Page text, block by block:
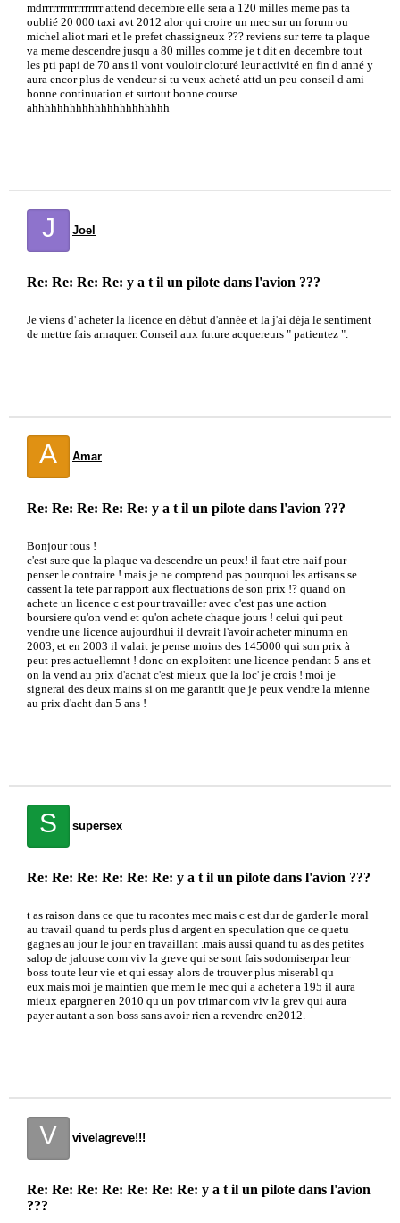
mdrrrrrrrrrrrrrrrrr attend decembre elle sera a 120 milles meme pas ta
oublié 20 000 taxi avt 2012 alor qui croire un mec sur un forum ou
michel aliot mari et le prefet chassigneux ??? reviens sur terre ta plaque
va meme descendre jusqu a 80 milles comme je t dit en decembre tout
les pti papi de 70 ans il vont vouloir cloturé leur activité en fin d anné y
aura encor plus de vendeur si tu veux acheté attd un peu conseil d ami
bonne continuation et surtout bonne course
ahhhhhhhhhhhhhhhhhhhhhh
J Joel
Re: Re: Re: Re: y a t il un pilote dans l'avion ???
Je viens d' acheter la licence en début d'année et la j'ai déja le sentiment
de mettre fais arnaquer. Conseil aux future acquereurs " patientez ".
A Amar
Re: Re: Re: Re: Re: y a t il un pilote dans l'avion ???
Bonjour tous !
c'est sure que la plaque va descendre un peux! il faut etre naif pour
penser le contraire ! mais je ne comprend pas pourquoi les artisans se
cassent la tete par rapport aux flectuations de son prix !? quand on
achete un licence c est pour travailler avec c'est pas une action
boursiere qu'on vend et qu'on achete chaque jours ! celui qui peut
vendre une licence aujourdhui il devrait l'avoir acheter minumn en
2003, et en 2003 il valait je pense moins des 145000 qui son prix à
peut pres actuellemnt ! donc on exploitent une licence pendant 5 ans et
on la vend au prix d'achat c'est mieux que la loc' je crois ! moi je
signerai des deux mains si on me garantit que je peux vendre la mienne
au prix d'acht dan 5 ans !
S supersex
Re: Re: Re: Re: Re: Re: y a t il un pilote dans l'avion ???
t as raison dans ce que tu racontes mec mais c est dur de garder le moral
au travail quand tu perds plus d argent en speculation que ce quetu
gagnes au jour le jour en travaillant .mais aussi quand tu as des petites
salop de jalouse com viv la greve qui se sont fais sodomiserpar leur
boss toute leur vie et qui essay alors de trouver plus miserabl qu
eux.mais moi je maintien que mem le mec qui a acheter a 195 il aura
mieux epargner en 2010 qu un pov trimar com viv la grev qui aura
payer autant a son boss sans avoir rien a revendre en2012.
V vivelagreve!!!
Re: Re: Re: Re: Re: Re: Re: y a t il un pilote dans l'avion
???